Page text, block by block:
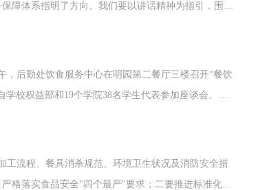
障体系指明了方向。我们要以讲话精神为指引，围绕
后勤处饮食服务中心在明园第二餐厅三楼召开“餐饮
校权益部和19个学院38名学生代表参加座谈会。座
工流程、餐具消杀规范、环境卫生状况及消防安全措
格落实食品安全"四个最严"要求；二要推进标准化食